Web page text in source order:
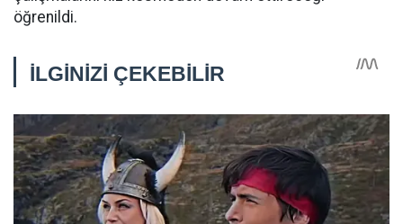
öğrenildi.